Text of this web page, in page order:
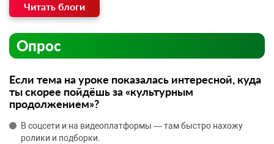
Читать блоги
Опрос
Если тема на уроке показалась интересной, куда
ты скорее пойдёшь за «культурным
продолжением»?
В соцсети и на видеоплатформы — там быстро нахожу
ролики и подборки.